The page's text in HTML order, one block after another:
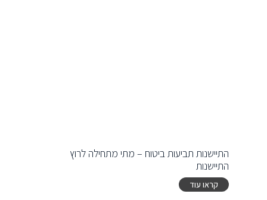
התיישנות תביעות ביטוח – מתי מתחילה לרוץ
התיישנות
קראו עוד